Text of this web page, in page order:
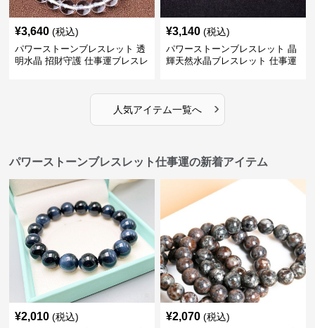
¥3,640 (税込)
パワーストーンブレスレット 透
明水晶 招財守護 仕事運ブレスレ
¥3,140 (税込)
パワーストーンブレスレット 晶
輝天然水晶ブレスレット 仕事運
人気アイテム一覧へ ›
パワーストーンブレスレット仕事運の新着アイテム
¥2,010 (税込) ¥2,070 (税込)